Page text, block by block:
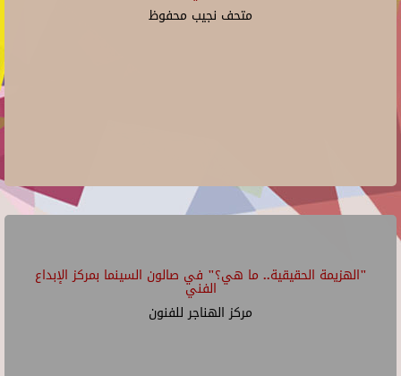
متحف نجيب محفوظ
"الهزيمة الحقيقية.. ما هي؟" في صالون السينما بمركز الإبداع
الفني
مركز الهناجر للفنون